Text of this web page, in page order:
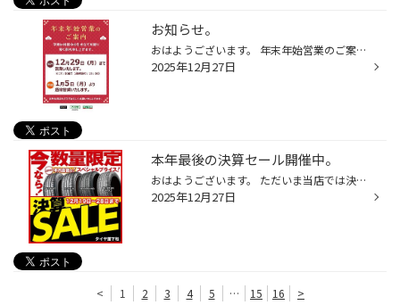
お知らせ。
おはようございます。 年末年始営業のご案内 年末年始店舗定休日のお知らせ 2025年12月30日（火）から2026年1月4日（日）まで。 2026年1月5日（月）から通常営業いたします。 タイヤ館下松 新品タイヤへの交換はネット予約出来ますよ。 タイヤ購入相談予約も出来ますので 是非、お気軽にご利用くだ...
2025年12月27日
本年最後の決算セール開催中。
おはようございます。 ただいま当店では決算セールと「年末大感謝祭キャンペーン」を同時開催中！年末年始に向けた安全点検から「空気圧補充」、もちろんタイヤ交換、オイル交換まで大好評受付中！スタッドレスタイヤですか？お任せください！スタッドレスへの履き替えですか？お任せください！この...
2025年12月27日
< 1 2 3 4 5 … 15 16 >